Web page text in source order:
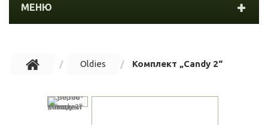
МЕНЮ
Oldies Комплект „Candy 2“